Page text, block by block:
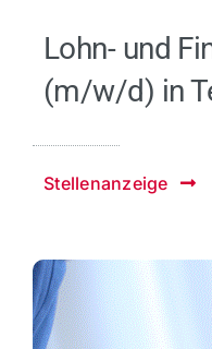
Lohn- und
(m/w/d) in
Stellenanzeige